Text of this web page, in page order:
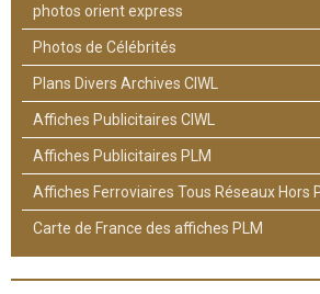
photos orient express
Photos de Célébrités
Plans Divers Archives CIWL
Affiches Publicitaires CIWL
Affiches Publicitaires PLM
Affiches Ferroviaires Tous Réseaux Hors
Carte de France des affiches PLM